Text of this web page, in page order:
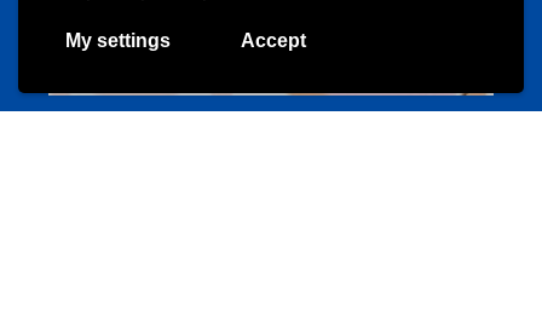
My settings Accept
Un projet de jeunes pour jeunes